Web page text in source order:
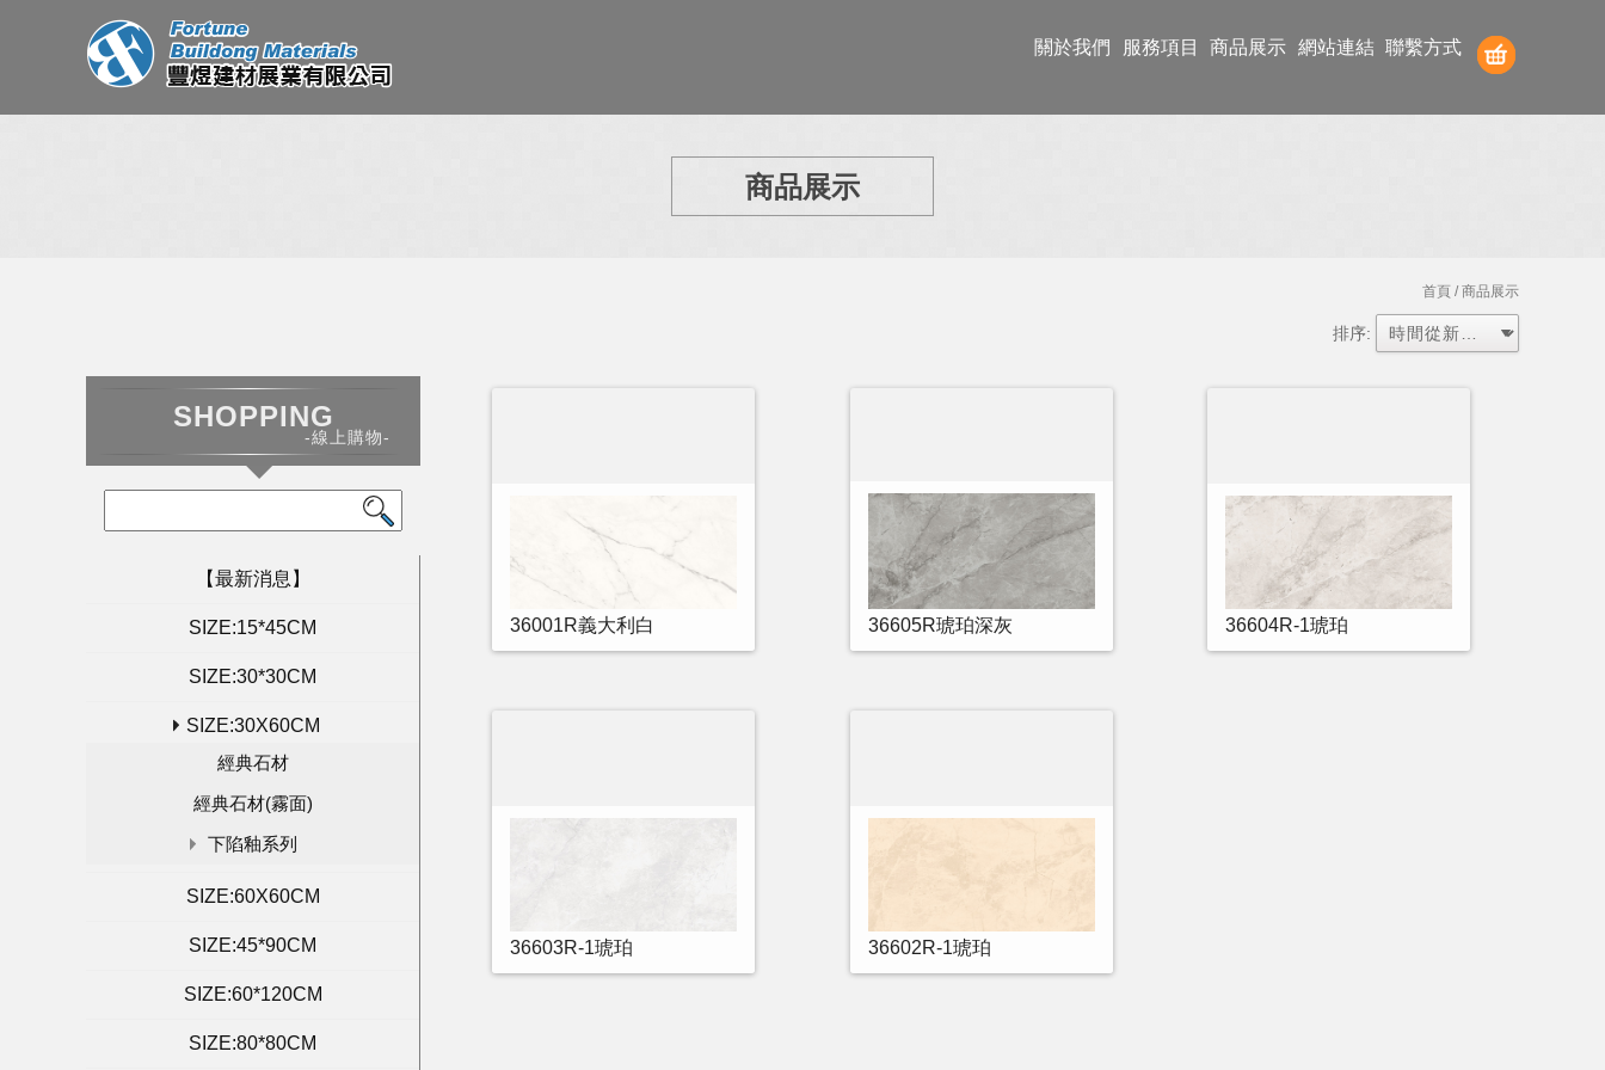
關於我們 服務項目 商品展示 網站連結 聯繫方式
商品展示
首頁 / 商品展示
排序:
SHOPPING
-線上購物-
【最新消息】
SIZE:15*45CM
SIZE:30*30CM
SIZE:30X60CM
經典石材
經典石材(霧面)
下陷釉系列
SIZE:60X60CM
SIZE:45*90CM
SIZE:60*120CM
SIZE:80*80CM
36001R義大利白 36605R琥珀深灰 36604R-1琥珀
36603R-1琥珀 36602R-1琥珀